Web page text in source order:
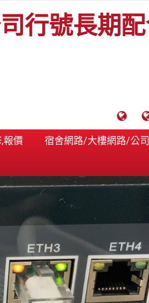
行號長期
腦
維
合
約
報價 宿舍網路/大樓網路/公